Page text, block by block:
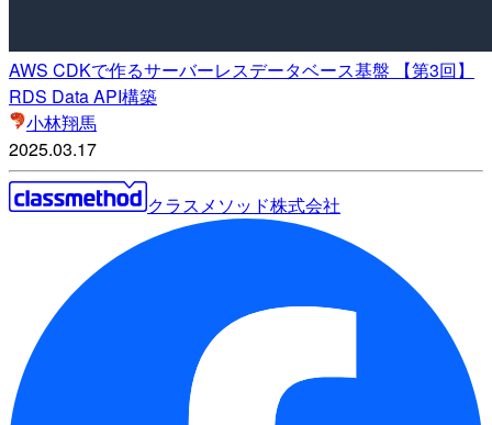
AWS CDKで作るサーバーレスデータベース基盤 【第3回】
RDS Data API構築
小林翔馬
2025.03.17
クラスメソッド株式会社